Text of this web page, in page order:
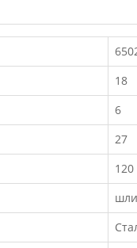
18
6
27
120